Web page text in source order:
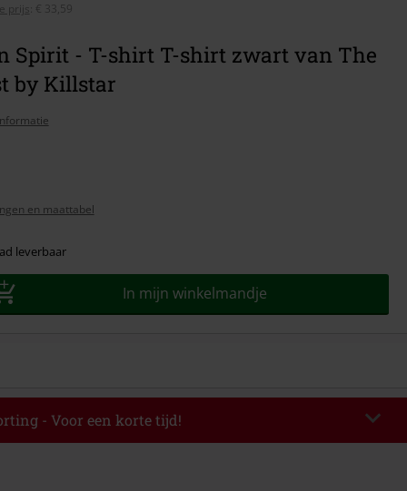
prijs
€ 33,59
Spirit - T-shirt T-shirt zwart van The
by Killstar
en maattabel
leverbaar
In mijn winkelmandje
- Voor een korte tijd!